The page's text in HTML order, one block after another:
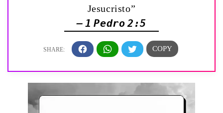
Jesucristo”
— 1 Pedro 2:5